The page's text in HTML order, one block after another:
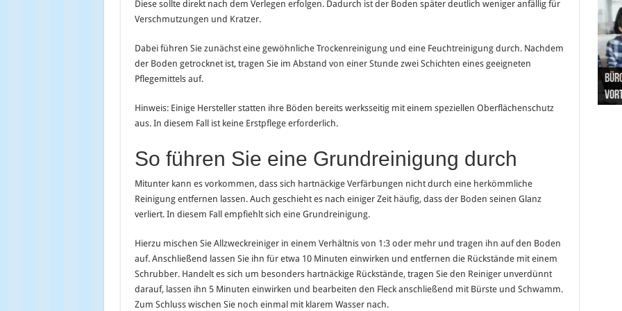
Diese sollte direkt nach dem Verlegen erfolgen. Dadurch ist der Boden später deutlich weniger anfällig für
Verschmutzungen und Kratzer.
Dabei führen Sie zunächst eine gewöhnliche Trockenreinigung und eine Feuchtreinigung durch. Nachdem
der Boden getrocknet ist, tragen Sie im Abstand von einer Stunde zwei Schichten eines geeigneten
Pflegemittels auf.
Hinweis: Einige Hersteller statten ihre Böden bereits werksseitig mit einem speziellen Oberflächenschutz
aus. In diesem Fall ist keine Erstpflege erforderlich.
So führen Sie eine Grundreinigung durch
Mitunter kann es vorkommen, dass sich hartnäckige Verfärbungen nicht durch eine herkömmliche
Reinigung entfernen lassen. Auch geschieht es nach einiger Zeit häufig, dass der Boden seinen Glanz
verliert. In diesem Fall empfiehlt sich eine Grundreinigung.
Hierzu mischen Sie Allzweckreiniger in einem Verhältnis von 1:3 oder mehr und tragen ihn auf den Boden
auf. Anschließend lassen Sie ihn für etwa 10 Minuten einwirken und entfernen die Rückstände mit einem
Schrubber. Handelt es sich um besonders hartnäckige Rückstände, tragen Sie den Reiniger unverdünnt
darauf, lassen ihn 5 Minuten einwirken und bearbeiten den Fleck anschließend mit Bürste und Schwamm.
Zum Schluss wischen Sie noch einmal mit klarem Wasser nach.
Pro